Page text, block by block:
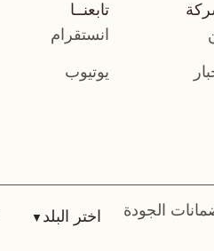
تابعنــا
انستقرام
يوتيوب
الجودة اختر البلد ▼